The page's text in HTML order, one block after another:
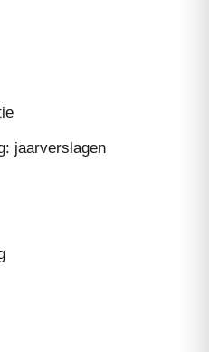
jaarverslagen